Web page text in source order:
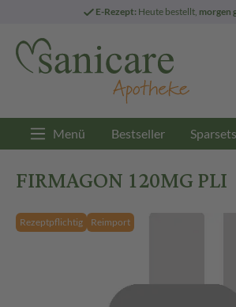
E-Rezept: Heute bestellt, morgen
Menü Bestseller Sparsets
FIRMAGON 120MG PLI
Rezeptpflichtig Reimport